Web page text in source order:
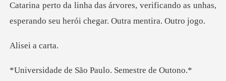
arina perto da linha das árvores, verificando as unhas
i a c
São Paulo. Seme